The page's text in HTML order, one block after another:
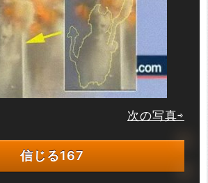
次の写真⇨
信じる167